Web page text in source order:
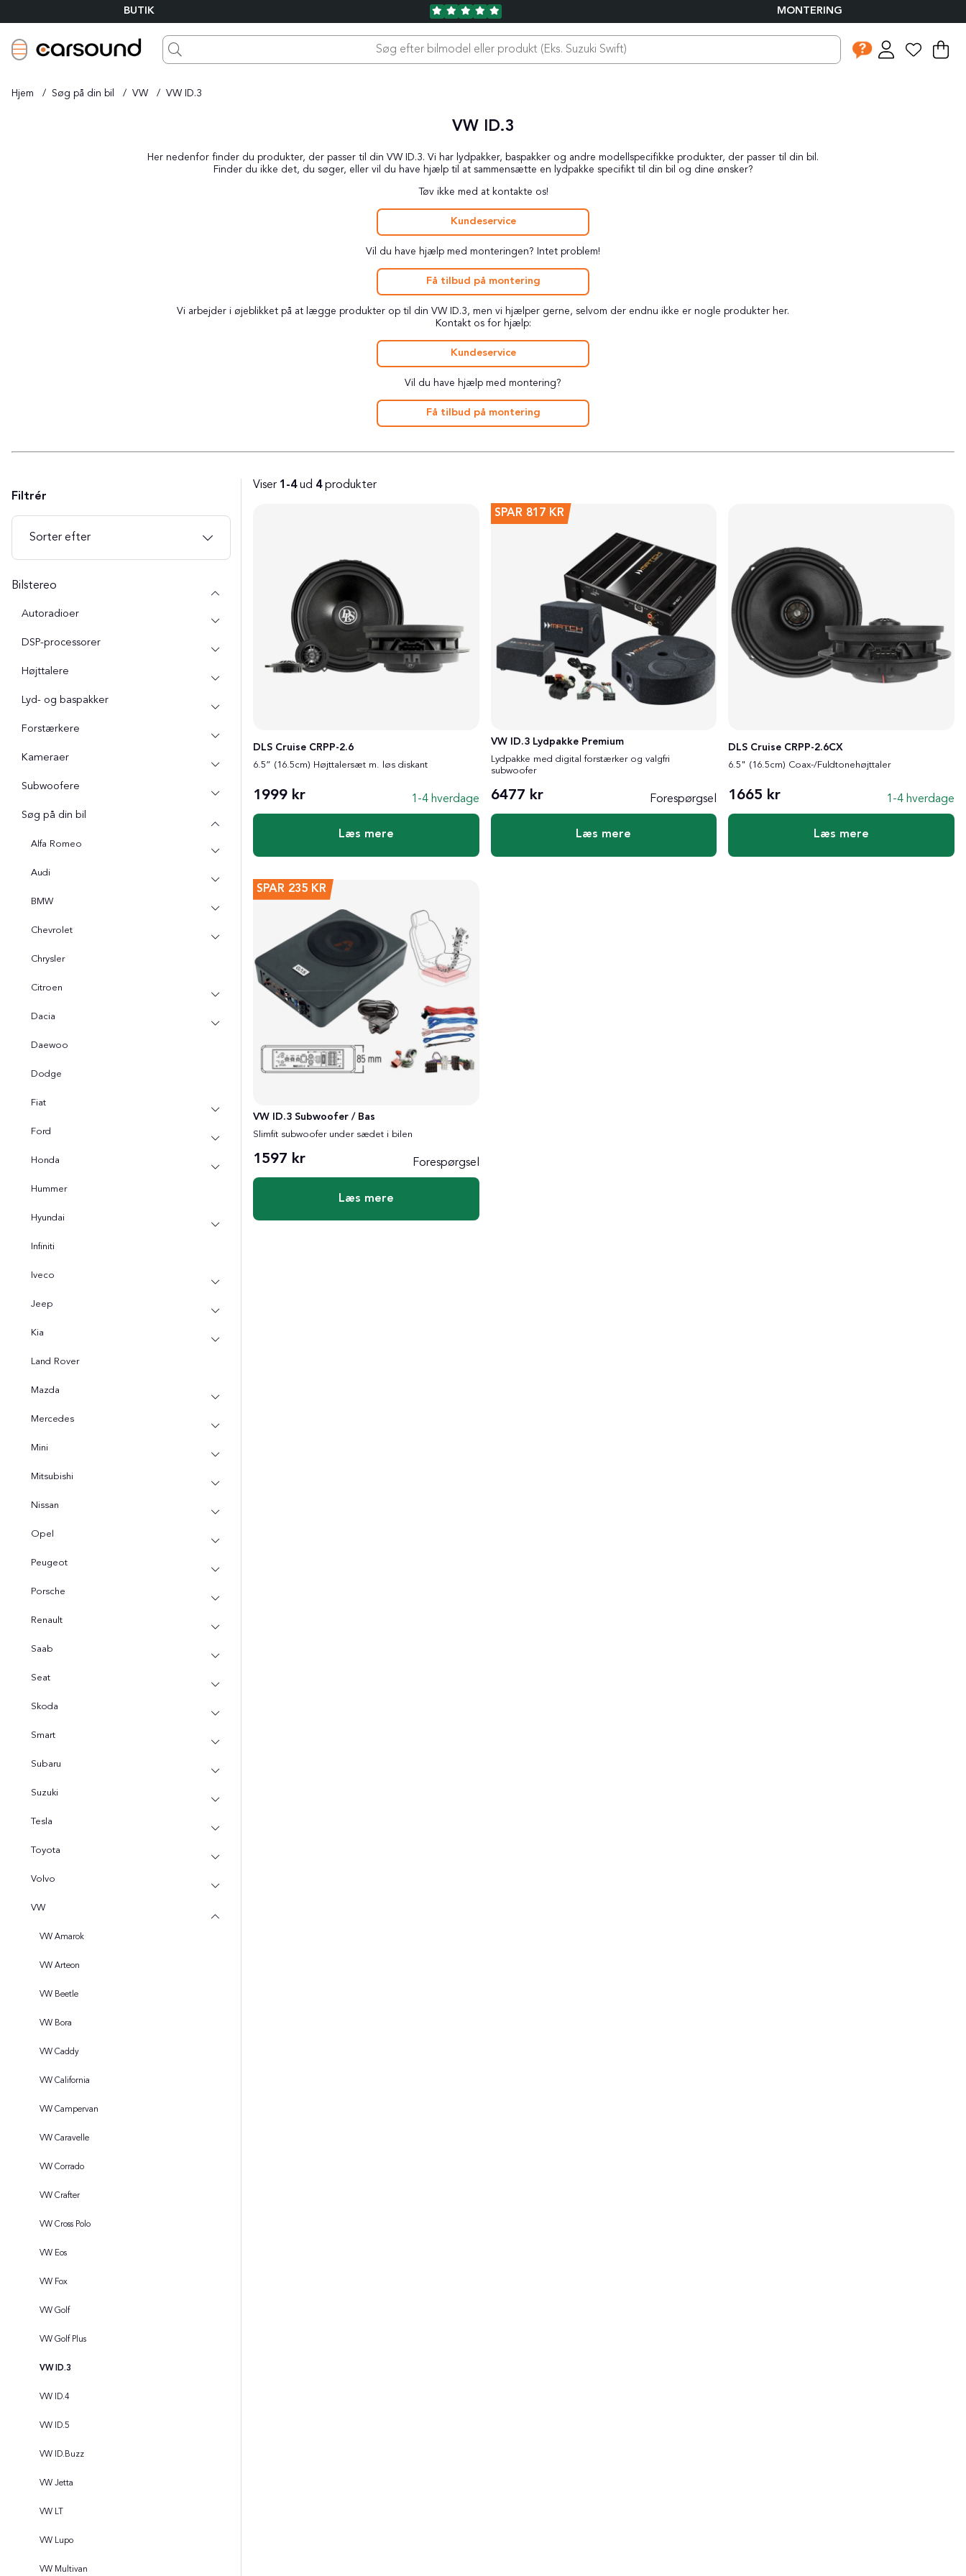
BUTIK MONTERING
.
Hjem Søg på din bil VW VW ID.3
VW ID.3
Her nedenfor finder du produkter, der passer til din VW ID.3. Vi har lydpakker, baspakker og andre modellspecifikke produkter, der passer til din bil.
Finder du ikke det, du søger, eller vil du have hjælp til at sammensætte en lydpakke specifikt til din bil og dine ønsker?
Tøv ikke med at kontakte os!
Kundeservice
Vil du have hjælp med monteringen? Intet problem!
Få tilbud på montering
Vi arbejder i øjeblikket på at lægge produkter op til din VW ID.3, men vi hjælper gerne, selvom der endnu ikke er nogle produkter her.
Kontakt os for hjælp:
Kundeservice
Vil du have hjælp med montering?
Få tilbud på montering
Filtrér
Sorter efter
Bilstereo
Autoradioer
DSP-processorer
Højttalere
Lyd- og baspakker
Forstærkere
Kameraer
Subwoofere
Søg på din bil
Alfa Romeo
Audi
BMW
Chevrolet
Chrysler
Citroen
Dacia
Daewoo
Dodge
Fiat
Ford
Honda
Hummer
Hyundai
Infiniti
Iveco
Jeep
Kia
Land Rover
Mazda
Mercedes
Mini
Mitsubishi
Nissan
Opel
Peugeot
Porsche
Renault
Saab
Seat
Skoda
Smart
Subaru
Suzuki
Tesla
Toyota
Volvo
VW
VW Amarok
VW Arteon
VW Beetle
VW Bora
VW Caddy
VW California
VW Campervan
VW Caravelle
VW Corrado
VW Crafter
VW Cross Polo
VW Eos
VW Fox
VW Golf
VW Golf Plus
VW ID.3
VW ID.4
VW ID.5
VW ID.Buzz
VW Jetta
VW LT
VW Lupo
VW Multivan
Viser 1-4ud 4produkter
DLS Cruise CRPP-2.6
6.5” (16.5cm) Højttalersæt m. løs diskant
1999 kr 1-4 hverdage
Læs mere
SPAR 817 KR
VW ID.3 Lydpakke Premium
Lydpakke med digital forstærker og valgfri
subwoofer
6477 kr Forespørgsel
Læs mere
DLS Cruise CRPP-2.6CX
6.5" (16.5cm) Coax-/Fuldtonehøjttaler
1665 kr 1-4 hverdage
Læs mere
SPAR 235 KR
VW ID.3 Subwoofer / Bas
Slimfit subwoofer under sædet i bilen
1597 kr Forespørgsel
Læs mere